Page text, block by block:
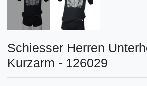
Schiesser Herren
Kurzarm - 126029